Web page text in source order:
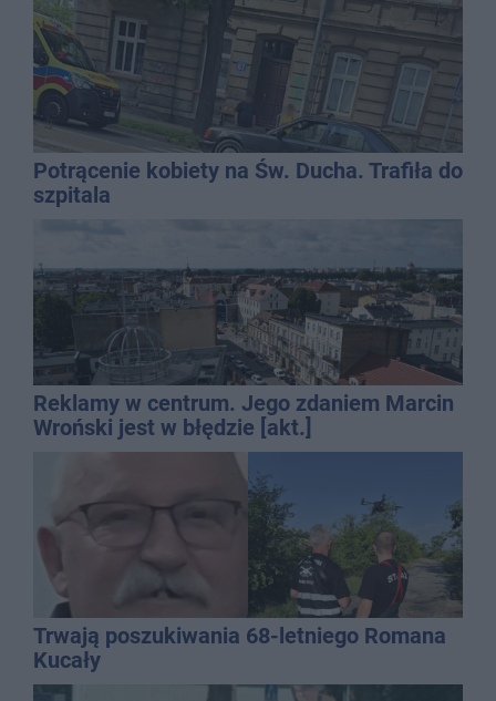
Potrącenie kobiety na Św. Ducha. Trafiła do
szpitala
Reklamy w centrum. Jego zdaniem Marcin
Wroński jest w błędzie [akt.]
Trwają poszukiwania 68-letniego Romana
Kucały